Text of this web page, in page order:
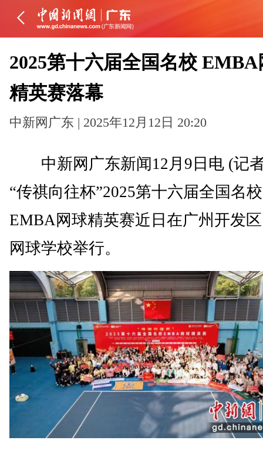
2025第十六届全国名校 EMBA
精英赛落幕
中新网广东 | 2025年12月12日 20:20
中新网广东新闻12月9日电 (记
“传祺向往杯”2025第十六届全国名校
EMBA网球精英赛近日在广州开发
网球学校举行。